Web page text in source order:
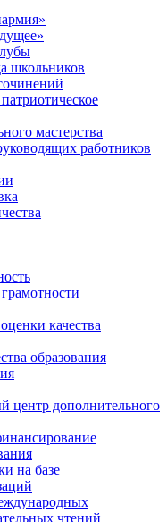
школьников
мастерства
работников
качества
образования
дополнительного
на базе
чтений